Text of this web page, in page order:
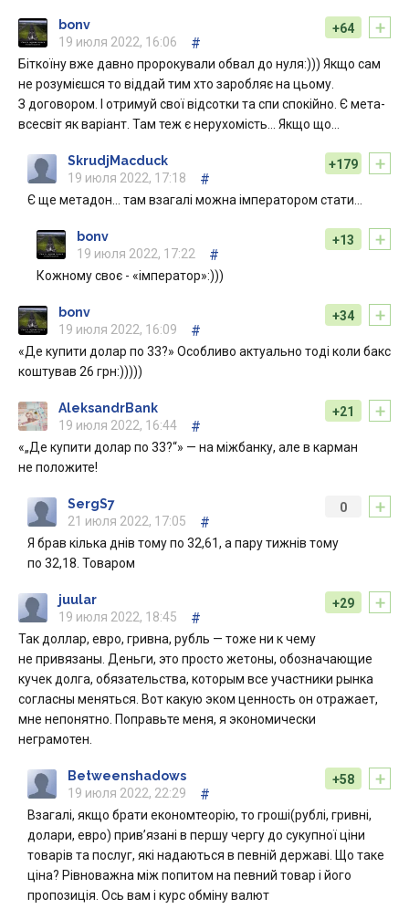
+
+64
bonv
19 июля 2022, 16:06
#
Біткоїну вже давно пророкували обвал до нуля:))) Якщо сам
не розумієшся то віддай тим хто заробляє на цьому.
З договором. І отримуй свої відсотки та спи спокійно. Є мета-
всесвіт як варіант. Там теж є нерухомість… Якщо що…
+
+179
SkrudjMacduck
19 июля 2022, 17:18
#
Є ще метадон… там взагалі можна імператором стати…
+
+13
bonv
19 июля 2022, 17:22
#
Кожному своє - «імператор»:)))
+
+34
bonv
19 июля 2022, 16:09
#
«Де купити долар по 33?» Особливо актуально тоді коли бакс
коштував 26 грн:)))))
+
+21
AleksandrBank
19 июля 2022, 16:44
#
«„Де купити долар по 33?“» — на міжбанку, але в карман
не положите!
+
0
SergS7
21 июля 2022, 17:05
#
Я брав кілька днів тому по 32,61, а пару тижнів тому
по 32,18. Товаром
+
+29
juular
19 июля 2022, 18:45
#
Так доллар, евро, гривна, рубль — тоже ни к чему
не привязаны. Деньги, это просто жетоны, обозначающие
кучек долга, обязательства, которым все участники рынка
согласны меняться. Вот какую эком ценность он отражает,
мне непонятно. Поправьте меня, я экономически
неграмотен.
+
+58
Betweenshadows
19 июля 2022, 22:29
#
Взагалі, якщо брати економтеорію, то гроші(рублі, гривні,
долари, евро) прив’язані в першу чергу до сукупної ціни
товарів та послуг, які надаються в певній державі. Що таке
ціна? Рівноважна між попитом на певний товар і його
пропозиція. Ось вам і курс обміну валют